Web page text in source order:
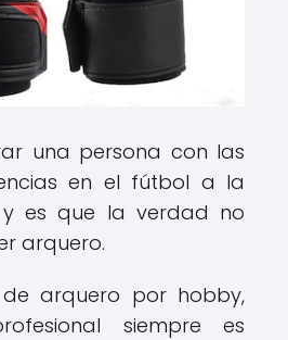
una persona con las
en el fútbol a la
es que la verdad no
arquero.
arquero por hobby,
siempre es